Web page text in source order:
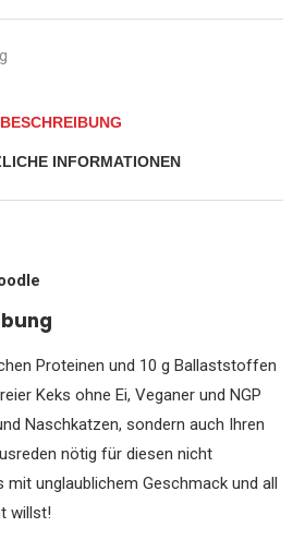
BESCHREIBUNG
INFORMATIONEN
Proteinen und 10 g Ballaststoffen
Keks ohne Ei, Veganer und NGP
Naschkatzen, sondern auch Ihren
nötig für diesen nicht
mit unglaublichem Geschmack und all
willst!